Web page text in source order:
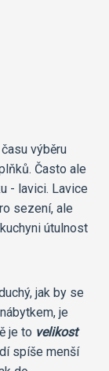
výběru
Často ale
- lavici. Lavice
sezení, ale
útulnost
jak by se
je
je to velikost
spíše menší